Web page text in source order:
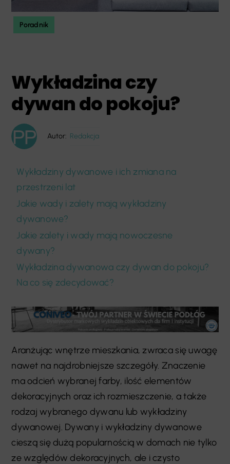
Poradnik
Wykładzina czy
dywan do pokoju?
Autor: Redakcja
Wykładziny dywanowe i ich zmiana na
przestrzeni lat
Jakie wady i zalety mają wykładziny
dywanowe?
Jakie zalety i wady mają nowoczesne
dywany?
Wykładzina dywanowa czy dywan do pokoju?
Na co się zdecydować?
Aranżując wnętrze mieszkania, zwraca się uwagę
nawet na najdrobniejsze szczegóły. Znaczenie
ma odcień wybranej farby, ilość elementów
dekoracyjnych oraz ich rozmieszczenie, a także
rodzaj wybranego dywanu lub wykładziny
dywanowej. Dywany i wykładziny dywanowe
cieszą się dużą popularnością w domach nie tylko
ze względów dekoracyjnych, ale i czysto